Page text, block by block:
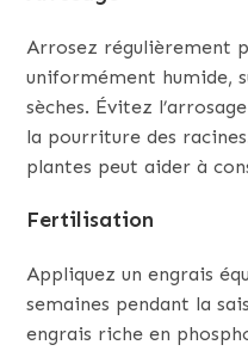
Arrosez régulièrement
uniformément humide,
sèches. Évitez
la pourriture des
plantes peut aider à
Fertilisation
Appliquez un engrais
semaines pendant la
engrais riche en